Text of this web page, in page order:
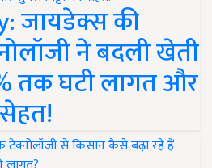
जायडेक्स की
ने बदली खेती
तक घटी लागत और
सेहत!